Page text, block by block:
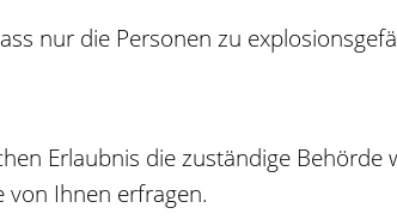
nur die Personen zu
Erlaubnis die zuständige
von Ihnen erfragen.